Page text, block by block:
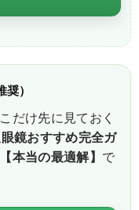
）
だけ先に見ておく
鏡おすすめ完全ガ
本当の最適解】 で